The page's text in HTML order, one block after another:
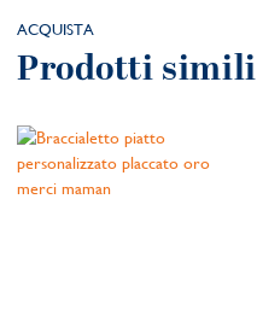
ACQUISTA
Prodotti simili